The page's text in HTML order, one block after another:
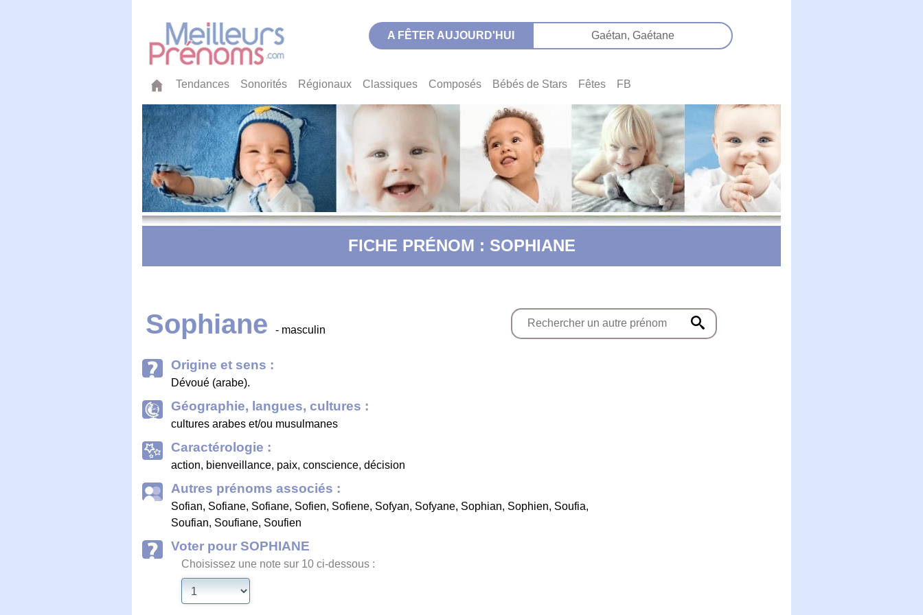
A FÊTER AUJOURD'HUI Gaétan, Gaétane
Tendances Sonorités Régionaux Classiques Composés Bébés de Stars Fêtes FB
FICHE PRÉNOM : SOPHIANE
Sophiane - masculin
Origine et sens :
Dévoué (arabe).
Géographie, langues, cultures :
cultures arabes et/ou musulmanes
Caractérologie :
action, bienveillance, paix, conscience, décision
Autres prénoms associés :
Sofian, Sofiane, Sofiane, Sofien, Sofiene, Sofyan, Sofyane, Sophian, Sophien, Soufia,
Soufian, Soufiane, Soufien
Voter pour SOPHIANE
Choisissez une note sur 10 ci-dessous :